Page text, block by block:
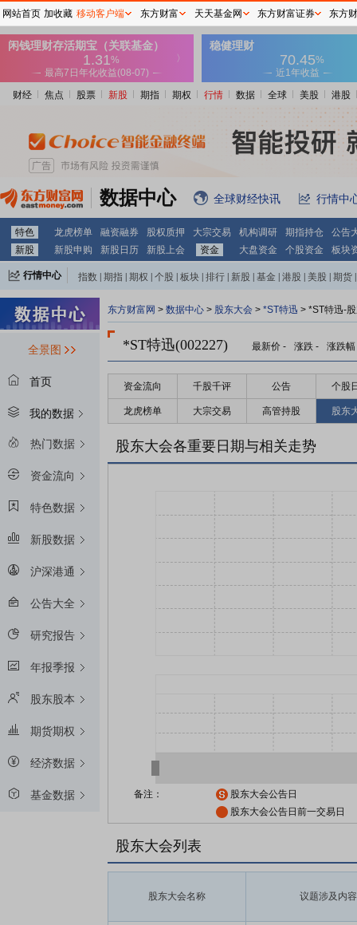
财经 焦点 股票 新股 期指 期权 行情 数据 全球 美股 港股
数据中心 全球财经快讯 行情中
特色 龙虎榜单 融资融券 股权质押 大宗交易 机构调研 期指持仓
公告
新股
新股申购 新股日历 新股上会 资金 大盘资金 个股资金 板块
行情中心 指数 期指 期权 个股 板块 排行 新股 基金 港股 美股 期货
全景图
首页
我的数据
热门数据
资金流向
特色数据
新股数据
沪深港通
公告大全
研究报告
年报季报
股东股本
期货期权
经济数据
基金数据
东方财富网 > 数据中心 > 股东大会 > *ST特迅 > *ST特迅-
*ST特迅(002227) 最新价 - 涨跌 - 涨跌幅
资金流向 千股千评 公告 个股
龙虎榜单 大宗交易 高管持股 股东
股东大会各重要日期与相关走势
备注：
股东大会公告日
股东大会公告日前一交易日
股东大会列表
股东大会名称 议题涉及内容
网站首页 加收藏 移动客户端 东方财富 天天基金网 东方财富证券 东方